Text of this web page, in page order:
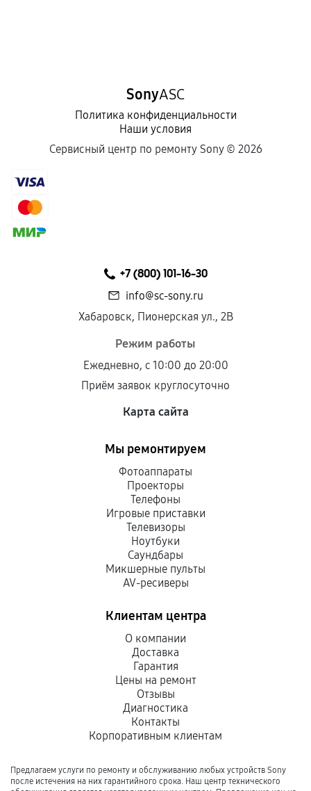
SonyASC
Политика конфиденциальности
Наши условия
Сервисный центр по ремонту Sony © 2026
+7 (800) 101-16-30
info@sc-sony.ru
Хабаровск, Пионерская ул., 2В
Режим работы
Ежедневно, с 10:00 до 20:00
Приём заявок круглосуточно
Карта сайта
Мы ремонтируем
Фотоаппараты
Проекторы
Телефоны
Игровые приставки
Телевизоры
Ноутбуки
Саундбары
Микшерные пульты
AV-ресиверы
Клиентам центра
О компании
Доставка
Гарантия
Цены на ремонт
Отзывы
Диагностика
Контакты
Корпоративным клиентам
Предлагаем услуги по ремонту и обслуживанию любых устройств Sony
после истечения на них гарантийного срока. Наш центр технического